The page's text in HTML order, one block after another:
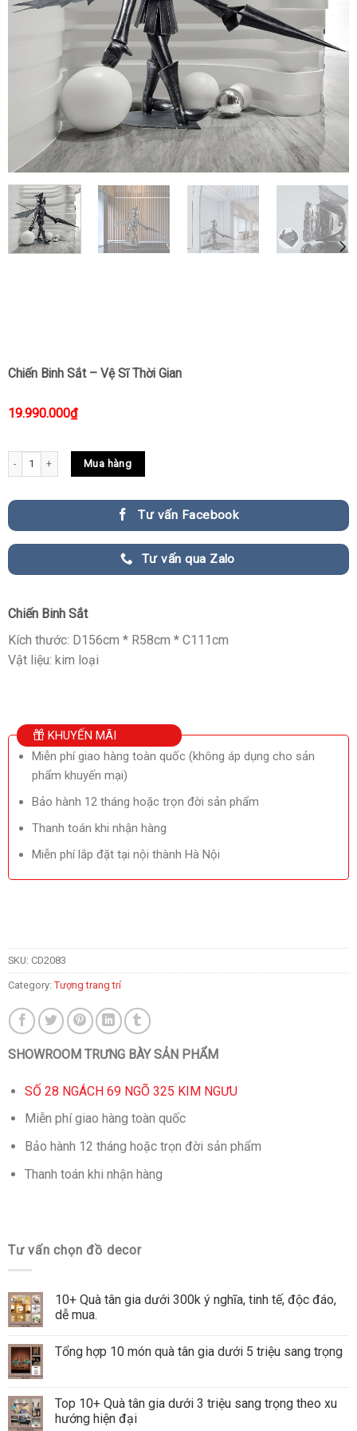
Chiến Binh Sắt – Vệ Sĩ Thời Gian
19.990.000₫
Chiến Binh Sắt – Vệ Sĩ Thời Gian quantity
Mua hàng
Tư vấn Facebook
Tư vấn qua Zalo
Chiến Binh Sắt
Kích thước: D156cm * R58cm * C111cm
Vật liệu: kim loại
KHUYẾN MÃI
Miễn phí giao hàng toàn quốc (không áp dụng cho sản
phẩm khuyến mại)
Bảo hành 12 tháng hoặc trọn đời sản phẩm
Thanh toán khi nhận hàng
Miễn phí lắp đặt tại nội thành Hà Nội
SKU: CD2083
Category: Tượng trang trí
SHOWROOM TRƯNG BÀY SẢN PHẨM
SỐ 28 NGÁCH 69 NGÕ 325 KIM NGƯU
Miễn phí giao hàng toàn quốc
Bảo hành 12 tháng hoặc trọn đời sản phẩm
Thanh toán khi nhận hàng
Tư vấn chọn đồ decor
10+ Quà tân gia dưới 300k ý nghĩa, tinh tế, độc đáo,
dễ mua.
Tổng hợp 10 món quà tân gia dưới 5 triệu sang trọng
Top 10+ Quà tân gia dưới 3 triệu sang trọng theo xu
hướng hiện đại